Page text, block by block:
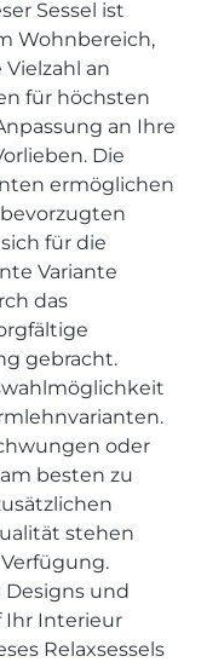
Zuhause
neu erfunden.
kann
Einzelhandel
Sessel ist
Wohnbereich,
an
für höchsten
an Ihre
Die
ermöglichen
für die
Variante
das
gebracht.
oder
besten zu
stehen
Designs und
Ihr Interieur
Relaxsessels